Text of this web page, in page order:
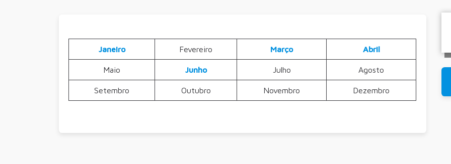
Janeiro Fevereiro Março Abril
Maio Junho Julho Agosto
Setembro Outubro Novembro Dezembro